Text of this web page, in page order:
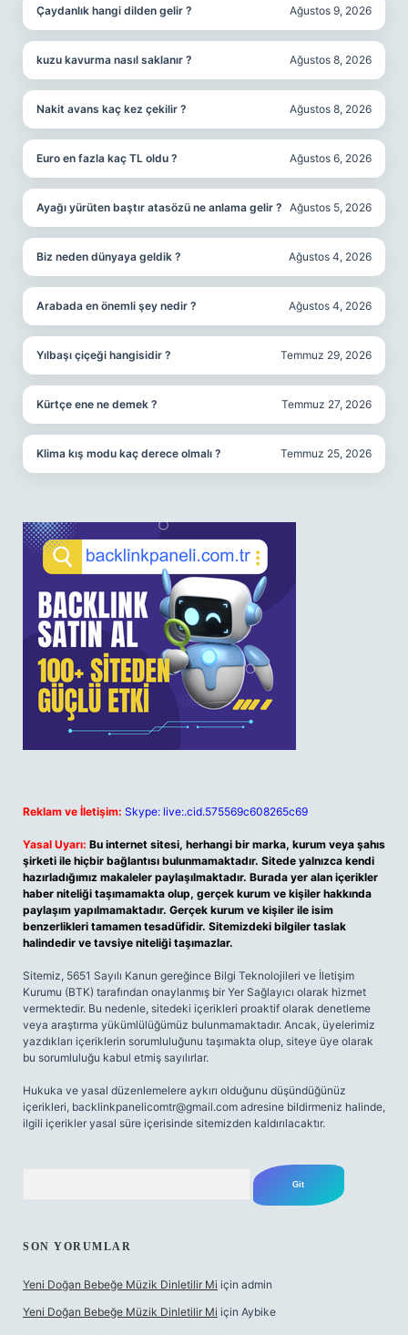
Çaydanlık hangi dilden gelir ? Ağustos 9, 2026
kuzu kavurma nasıl saklanır ? Ağustos 8, 2026
Nakit avans kaç kez çekilir ? Ağustos 8, 2026
Euro en fazla kaç TL oldu ? Ağustos 6, 2026
Ayağı yürüten baştır atasözü ne anlama gelir ? Ağustos 5, 2026
Biz neden dünyaya geldik ? Ağustos 4, 2026
Arabada en önemli şey nedir ? Ağustos 4, 2026
Yılbaşı çiçeği hangisidir ? Temmuz 29, 2026
Kürtçe ene ne demek ? Temmuz 27, 2026
Klima kış modu kaç derece olmalı ? Temmuz 25, 2026
Reklam ve İletişim: Skype: live:.cid.575569c608265c69
Yasal Uyarı: Bu internet sitesi, herhangi bir marka, kurum veya şahıs
şirketi ile hiçbir bağlantısı bulunmamaktadır. Sitede yalnızca kendi
hazırladığımız makaleler paylaşılmaktadır. Burada yer alan içerikler
haber niteliği taşımamakta olup, gerçek kurum ve kişiler hakkında
paylaşım yapılmamaktadır. Gerçek kurum ve kişiler ile isim
benzerlikleri tamamen tesadüfidir. Sitemizdeki bilgiler taslak
halindedir ve tavsiye niteliği taşımazlar.
Sitemiz, 5651 Sayılı Kanun gereğince Bilgi Teknolojileri ve İletişim
Kurumu (BTK) tarafından onaylanmış bir Yer Sağlayıcı olarak hizmet
vermektedir. Bu nedenle, sitedeki içerikleri proaktif olarak denetleme
veya araştırma yükümlülüğümüz bulunmamaktadır. Ancak, üyelerimiz
yazdıkları içeriklerin sorumluluğunu taşımakta olup, siteye üye olarak
bu sorumluluğu kabul etmiş sayılırlar.
Hukuka ve yasal düzenlemelere aykırı olduğunu düşündüğünüz
içerikleri, backlinkpanelicomtr@gmail.com adresine bildirmeniz halinde,
ilgili içerikler yasal süre içerisinde sitemizden kaldırılacaktır.
SON YORUMLAR
Yeni Doğan Bebeğe Müzik Dinletilir Mi için admin
Yeni Doğan Bebeğe Müzik Dinletilir Mi için Aybike